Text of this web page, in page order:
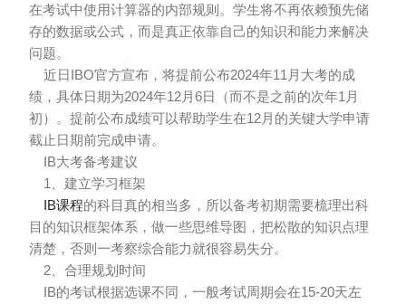
在考试中使用计算器的内部规则。学生将不再依赖预先储
存的数据或公式，而是真正依靠自己的知识和能力来解决
问题。
近日IBO官方宣布，将提前公布2024年11月大考的成
绩，具体日期为2024年12月6日（而不是之前的次年1月
初）。提前公布成绩可以帮助学生在12月的关键大学申请
截止日期前完成申请。
IB大考备考建议
1、建立学习框架
IB课程的科目真的相当多，所以备考初期需要梳理出科
目的知识框架体系，做一些思维导图，把松散的知识点理
清楚，否则一考察综合能力就很容易失分。
2、合理规划时间
IB的考试根据选课不同，一般考试周期会在15-20天左